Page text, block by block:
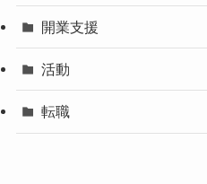
開業支援
活動
転職